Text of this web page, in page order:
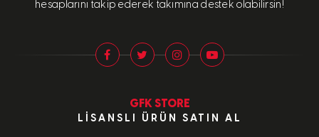
hesaplarını takip ederek takımına destek olabilirsin!
GFK STORE
LISANSLI ÜRÜN SATIN AL